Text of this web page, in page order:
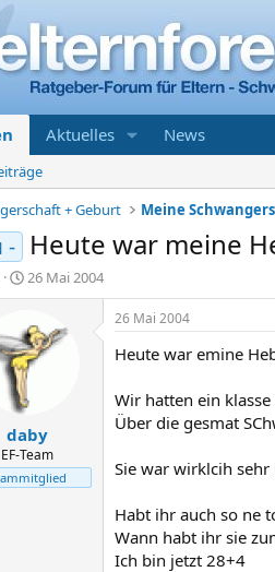
Aktuelles News
+ Geburt
- Heute war meine
E
r
t
e
l
l
t
a
m
26 Mai 2004
daby
EF-Team
26 Mai 2004
Heute war emine
Wir hatten ein
Über die gesmat
Sie war wirklcih
Habt ihr auch so ne
Wann habt ihr sie
Ich bin jetzt 28+4